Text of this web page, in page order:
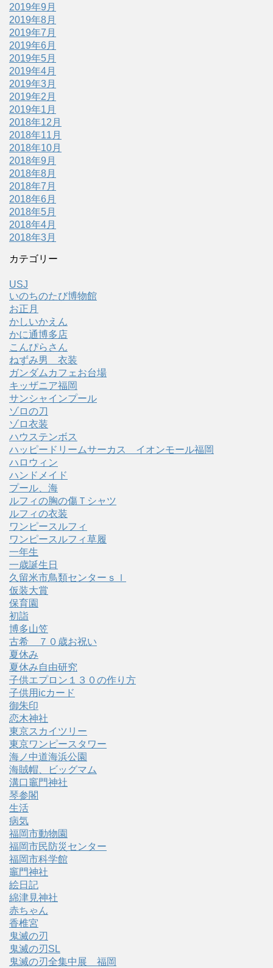
2019年9月
2019年8月
2019年7月
2019年6月
2019年5月
2019年4月
2019年3月
2019年2月
2019年1月
2018年12月
2018年11月
2018年10月
2018年9月
2018年8月
2018年7月
2018年6月
2018年5月
2018年4月
2018年3月
カテゴリー
USJ
いのちのたび博物館
お正月
かしいかえん
かに通博多店
こんぴらさん
ねずみ男 衣装
ガンダムカフェお台場
キッザニア福岡
サンシャインプール
ゾロの刀
ゾロ衣装
ハウステンボス
ハッピードリームサーカス イオンモール福岡
ハロウィン
ハンドメイド
プール、海
ルフィの胸の傷Ｔシャツ
ルフィの衣装
ワンピースルフィ
ワンピースルフィ草履
一年生
一歳誕生日
久留米市鳥類センターｓｌ
仮装大賞
保育園
初詣
博多山笠
古希 ７０歳お祝い
夏休み
夏休み自由研究
子供エプロン１３０の作り方
子供用icカード
御朱印
恋木神社
東京スカイツリー
東京ワンピースタワー
海ノ中道海浜公園
海賊帽、ビッグマム
溝口竈門神社
琴参閣
生活
病気
福岡市動物園
福岡市民防災センター
福岡市科学館
竈門神社
絵日記
綿津見神社
赤ちゃん
香椎宮
鬼滅の刃
鬼滅の刃SL
鬼滅の刃全集中展 福岡